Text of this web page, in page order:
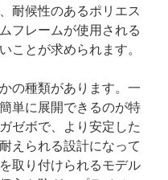
耐候性のあるポリエス
フレームが使用される
ことが求められます。
の種類があります。一
単に展開できるのが特
ゼボで、より安定した
えられる設計になって
取り付けられるモデル